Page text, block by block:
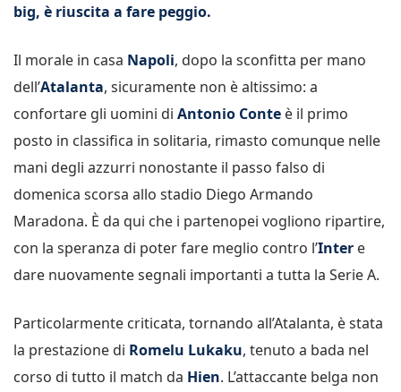
big, è riuscita a fare peggio.
Il morale in casa Napoli, dopo la sconfitta per mano
dell’Atalanta, sicuramente non è altissimo: a
confortare gli uomini di Antonio Conte è il primo
posto in classifica in solitaria, rimasto comunque nelle
mani degli azzurri nonostante il passo falso di
domenica scorsa allo stadio Diego Armando
Maradona. È da qui che i partenopei vogliono ripartire,
con la speranza di poter fare meglio contro l’Inter e
dare nuovamente segnali importanti a tutta la Serie A.
Particolarmente criticata, tornando all’Atalanta, è stata
la prestazione di Romelu Lukaku, tenuto a bada nel
corso di tutto il match da Hien. L’attaccante belga non